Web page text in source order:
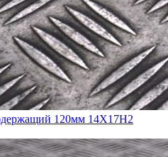
120мм 14Х17Н2